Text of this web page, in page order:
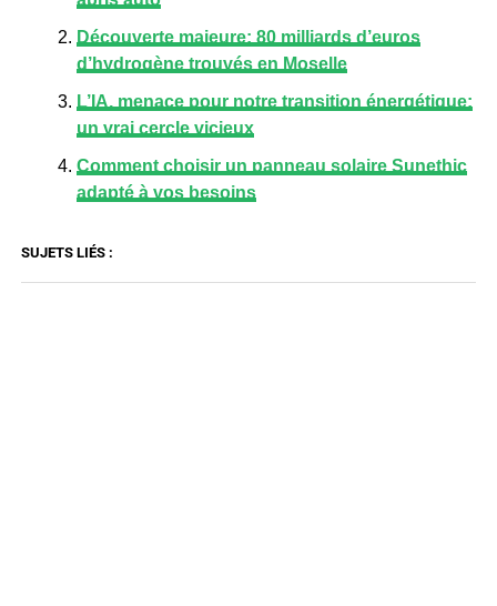
Découverte majeure: 80 milliards d’euros
d’hydrogène trouvés en Moselle
L’IA, menace pour notre transition énergétique:
un vrai cercle vicieux
Comment choisir un panneau solaire Sunethic
adapté à vos besoins